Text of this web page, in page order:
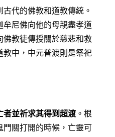
代的佛教和道教傳統。
尼佛向他的母親盡孝道
佛教徒傳授關於慈悲和救
教中，中元普渡則是祭祀
者並祈求其得到超渡。根
關打開的時候，亡靈可